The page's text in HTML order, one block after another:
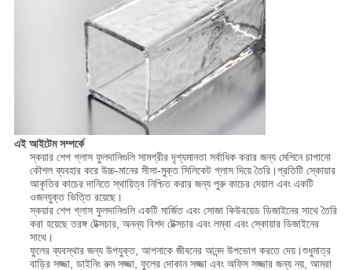
এই আইটেম সম্পর্কে
স্কয়ার শেপ গ্লাস ফুলদানিগুলি সামগ্রীর দৃশ্যমানতা সর্বাধিক করার জন্য মেশিনে চাপানো
কৌশল ব্যবহার করে উচ্চ-মানের সীসা-মুক্ত সিলিকেট গ্লাস দিয়ে তৈরি।প্রতিটি স্কোয়ার
আকৃতির কাচের দানিতে স্থায়িত্ব নিশ্চিত করার জন্য পুরু কাচের দেয়াল এবং একটি
ওজনযুক্ত ভিত্তি রয়েছে।
স্কয়ার শেপ গ্লাস ফুলদানিগুলি একটি মার্জিত এবং সোজা কিউবয়েড ডিজাইনের সাথে তৈরি
করা হয়েছে তরঙ্গ টেক্সচার, অনন্য বিশদ টেক্সচার এবং লম্বা এবং স্কোয়ার ডিজাইনের
সাথে।
ফুলের ব্যবস্থার জন্য উপযুক্ত, আপনাকে জীবনের আনন্দ উপভোগ করতে দেয়।শুধুমাত্র
বাড়ির সজ্জা, ডাইনিং রুম সজ্জা, ফুলের দোকান সজ্জা এবং অফিস সজ্জার জন্য নয়, আমরা